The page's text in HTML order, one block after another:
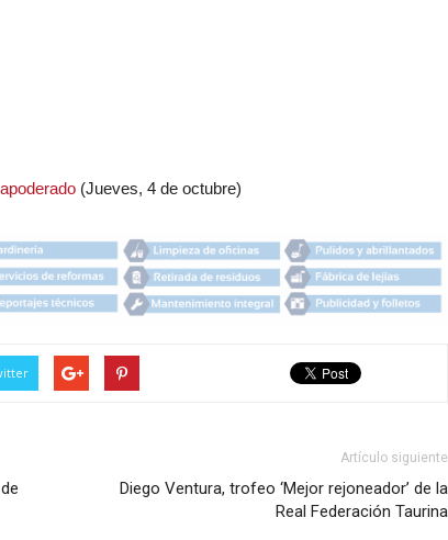
(Jueves, 4 de octubre)
Artículo siguiente
Diego Ventura, trofeo ‘Mejor rejoneador’ de la
Real Federación Taurina